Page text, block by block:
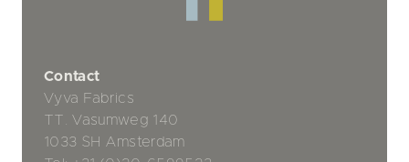
Contact
Vyva Fabrics
TT. Vasumweg 140
1033 SH Amsterdam